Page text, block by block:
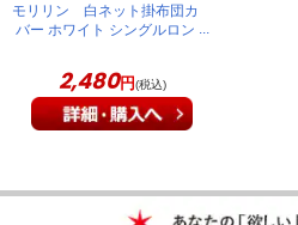
モリリン 白ネット掛布団カ
バー ホワイト シングルロン
2,480円(税込)